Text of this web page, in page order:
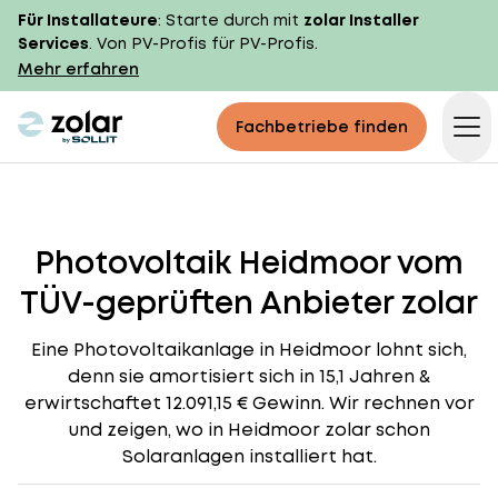
Für Installateure: Starte durch mit zolar Installer
Services. Von PV-Profis für PV-Profis.
Mehr erfahren
zolar logo Fachbetriebe finden
Photovoltaik Heidmoor vom
TÜV-geprüften Anbieter zolar
Eine Photovoltaikanlage in Heidmoor lohnt sich,
denn sie amortisiert sich in 15,1 Jahren &
erwirtschaftet 12.091,15 € Gewinn. Wir rechnen vor
und zeigen, wo in Heidmoor zolar schon
Solaranlagen installiert hat.